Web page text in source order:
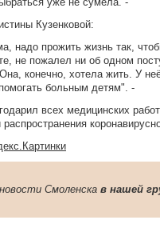
Кузенковой:
надо прожить жизнь так,
не пожалел ни об одном
конечно, хотела жить. У
больным детям". -
всех медицинских
Смоленска в нашей